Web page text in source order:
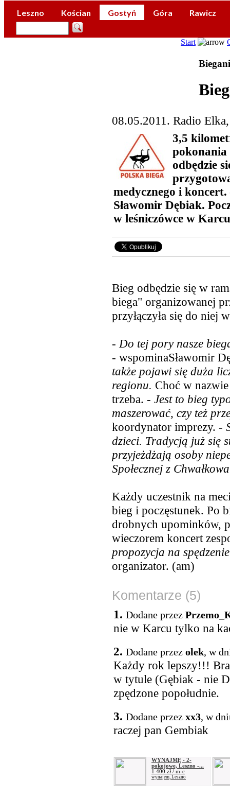
Leszno Kościan Gostyń Góra Rawicz
Start
08.05.2011. Radio
3,5
pokonania
odbędzie
medycznego i
Sławomir Dębiak.
w leśniczówce w
Bieg odbędzie się w
biega" organizowanej
przyłączyła się do niej
- Do tej pory nasze
- wspominaSławomir
także pojawi się duża
regionu. Choć w
trzeba. - Jest to bieg
maszerować, czy też
koordynator imprezy. -
dzieci. Tradycją już się
przyjeżdżają osoby
Społecznej z
Każdy uczestnik na
bieg i poczęstunek. Po
drobnych upominków,
wieczorem koncert
propozycja na
organizator. (am)
Komentarze (5)
1. Dodane przez
nie w Karcu tylko na
2. Dodane przez olek, w
Każdy rok lepszy!!!
w tytule (Gębiak - nie
zpędzone popołudnie.
3. Dodane przez xx3, w
raczej pan Gembiak
WYNAJMĘ - 2-
pokojowe, Leszno -...
1 400 zł / m-c
wynajem, Leszno